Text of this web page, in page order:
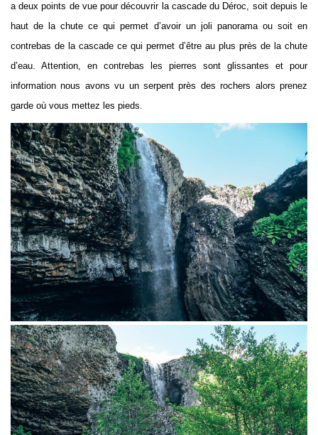
a deux points de vue pour découvrir la cascade du Déroc, soit depuis le
haut de la chute ce qui permet d’avoir un joli panorama ou soit en
contrebas de la cascade ce qui permet d’être au plus près de la chute
d’eau. Attention, en contrebas les pierres sont glissantes et pour
information nous avons vu un serpent près des rochers alors prenez
garde où vous mettez les pieds.